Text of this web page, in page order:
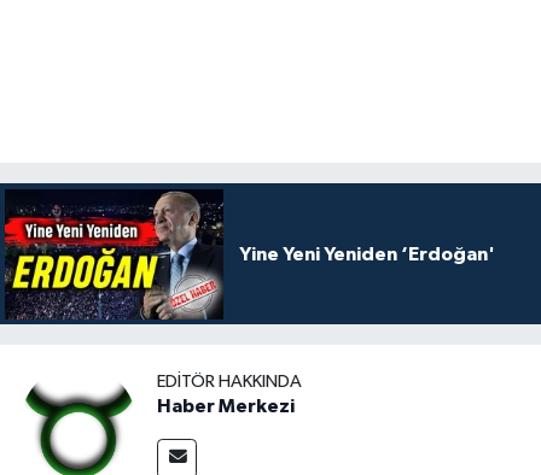
Yine Yeni Yeniden ‘Erdoğan'
EDITÖR HAKKINDA
Haber Merkezi